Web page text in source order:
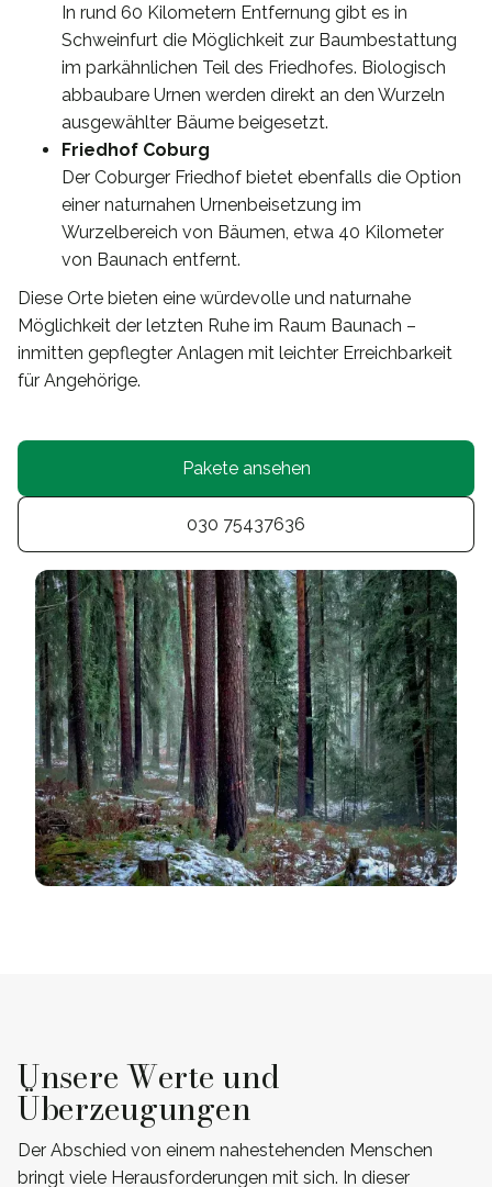
In rund 60 Kilometern Entfernung gibt es in
Schweinfurt die Möglichkeit zur Baumbestattung
im parkähnlichen Teil des Friedhofes. Biologisch
abbaubare Urnen werden direkt an den Wurzeln
ausgewählter Bäume beigesetzt.
Friedhof Coburg
Der Coburger Friedhof bietet ebenfalls die Option
einer naturnahen Urnenbeisetzung im
Wurzelbereich von Bäumen, etwa 40 Kilometer
von Baunach entfernt.
Diese Orte bieten eine würdevolle und naturnahe
Möglichkeit der letzten Ruhe im Raum Baunach –
inmitten gepflegter Anlagen mit leichter Erreichbarkeit
für Angehörige.
Pakete ansehen
030 75437636
Unsere Werte und
Überzeugungen
Der Abschied von einem nahestehenden Menschen
bringt viele Herausforderungen mit sich. In dieser